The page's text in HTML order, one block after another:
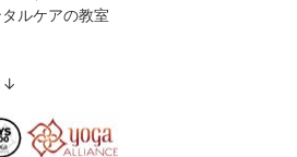
ルケアの教室
↓